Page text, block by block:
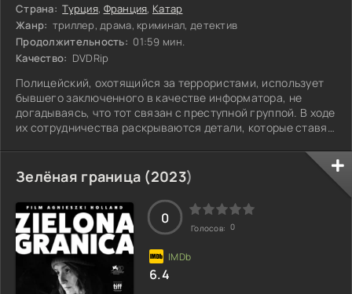
Страна: Турция, Франция, Катар
Жанр: триллер, драма, криминал, детектив
Продолжительность: 01:59 мин.
Качество: DVDRip
Полицейский, охотящийся за террористами, использует
бывшего заключенного в качестве информатора, не
догадываясь, что тот связан с преступной группой. В ходе
их сотрудничества раскрываются детали, которые ставят
напряжение нарастает, когда полицейский начинает
замечать нестыковки в рассказах своего помощника. На
фоне этого противостояния скрывается мрачная
семейная тайна. Как далеко готовы зайти братья, чтобы
защитить свои интересы?
Зелёная граница (2023)
0
Голосов: 0
6.4